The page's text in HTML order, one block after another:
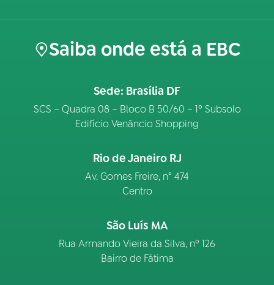
Saiba onde está a EBC
Sede: Brasília DF
SCS – Quadra 08 – Bloco B 50/60 – 1º Subsolo
Edifício Venâncio Shopping
Rio de Janeiro RJ
Av. Gomes Freire, n° 474
Centro
São Luís MA
Rua Armando Vieira da Silva, nº 126
Bairro de Fátima